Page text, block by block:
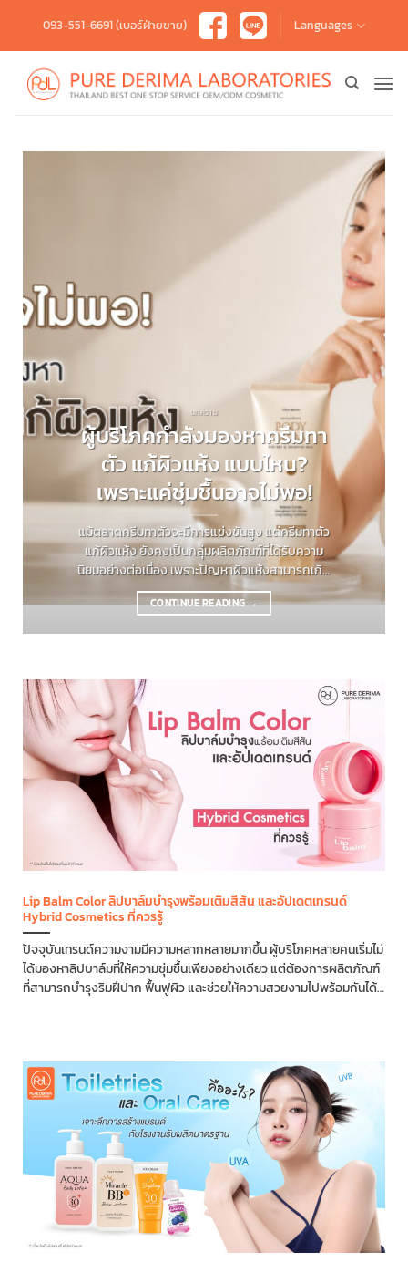
content
093-551-6691 (เบอร์ฝ่ายขาย) Languages
บทความ
ผู้บริโภคกำลังมองหาครีมทา
ตัว แก้ผิวแห้ง แบบไหน?
เพราะแค่ชุ่มชื้นอาจไม่พอ!
แม้ตลาดครีมทาตัวจะมีการแข่งขันสูง แต่ครีมทาตัว
แก้ผิวแห้ง ยังคงเป็นกลุ่มผลิตภัณฑ์ที่ได้รับความ
นิยมอย่างต่อเนื่อง เพราะปัญหาผิวแห้งสามารถเกิด
ขึ้นได้กับผู้บริโภคทุกช่วงวัย ซึ่งผู้บริโภคยุคใหม่ไม่ได้
ตัดสินใจซื้อครีมทาตัว แก้ผิวแห้ง เพียงแค่
ครีมทาตัว แก้ผิวแห้ง กำลังเดินไปในทิศทางไหน และ
แบรนด์ควรพัฒนาสูตรอย่างไรให้โดนใจตลาด ผู้
บริโภคกำลังมองหาครีมทาตัว...
CONTINUE READING→
Lip Balm Color ลิปบาล์มบำรุงพร้อมเติมสีสัน และอัปเดตเทรนด์
Hybrid Cosmetics ที่ควรรู้
ปัจจุบันเทรนด์ความงามมีความหลากหลายมากขึ้น ผู้บริโภคหลายคนเริ่มไม่
ได้มองหาลิปบาล์มที่ให้ความชุ่มชื้นเพียงอย่างเดียว แต่ต้องการผลิตภัณฑ์
ที่สามารถบำรุงริมฝีปาก ฟื้นฟูผิว และช่วยให้ความสวยงามไปพร้อมกันได้